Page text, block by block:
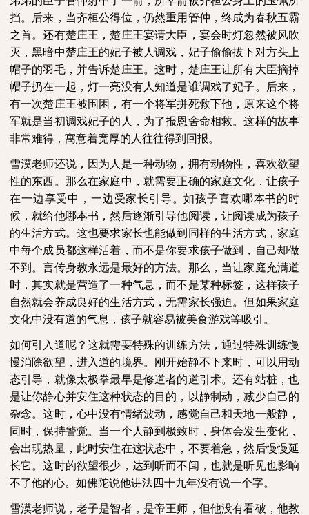
挡。后来，当齐桓公得位，仍然重用管仲，终成为春秋五霸
之首。还有楚庄王，楚庄王宴请大臣，宴会时灯忽然被风吹
灭，黑暗中楚庄王的妃子被人调戏，妃子偷偷拔下对方头上
帽子的羽毛，并告诉楚庄王。这时，楚庄王让所有大臣摘掉
帽子扔在一起，灯一亮没有人知道是谁调戏了妃子。后来，
有一次楚庄王被围困，有一个将军拼死救下他，原来这个将
军就是当初调戏妃子的人，为了报恩舍命相救。这样的故事
非常难得，寓意着宽厚的人往往得到回报。
雪漠老师还说，因为人是一种动物，拥有动物性，喜欢欲望
性的东西。那么在家庭中，就需要正确的家庭文化，让孩子
在一边享受中，一边受家长引导。如孩子喜欢哪本书的时
候，就给他哪本书，然后逐渐引导他阅读，让阅读成为孩子
的生活方式。这也要求家长也能做到同样的生活方式，家庭
中每个成员都这样活着，而不是你要求孩子做到，自己却做
不到。言传身教永远是最好的方法。那么，当让家庭充满道
时，其实就是营造了一种气息，而不是某种标签，这样孩子
自然就会养成良好的生活方式，无需家长强迫。但如果家庭
文化中没有道的气息，孩子就容易被美食游戏等吸引。
如何引入道呢？这就需要特殊的训练方法，通过特殊训练慢
慢消除欲望，进入道的境界。刚开始静不下来时，可以用动
态引导，就像太极拳最早是修道者的道引术。还有站桩，也
是让你静心并安住这种状态的目的，以静制动，减少自己的
杂念。这时，心中没有情绪波动，感觉自己和天地一般静，
同时，保持警觉。当一个人静到极致时，身体会发生变化，
会出现热量，此时安住在这状态中，不要着急，然后慢慢延
长它。这时的欲望很少，达到听而不闻，也就是听见也影响
不了他的心。如佛陀说他讲法四十九年没有说一个字。
雪漠老师说，老子是智者，是帝王师，但他没有看破，他教